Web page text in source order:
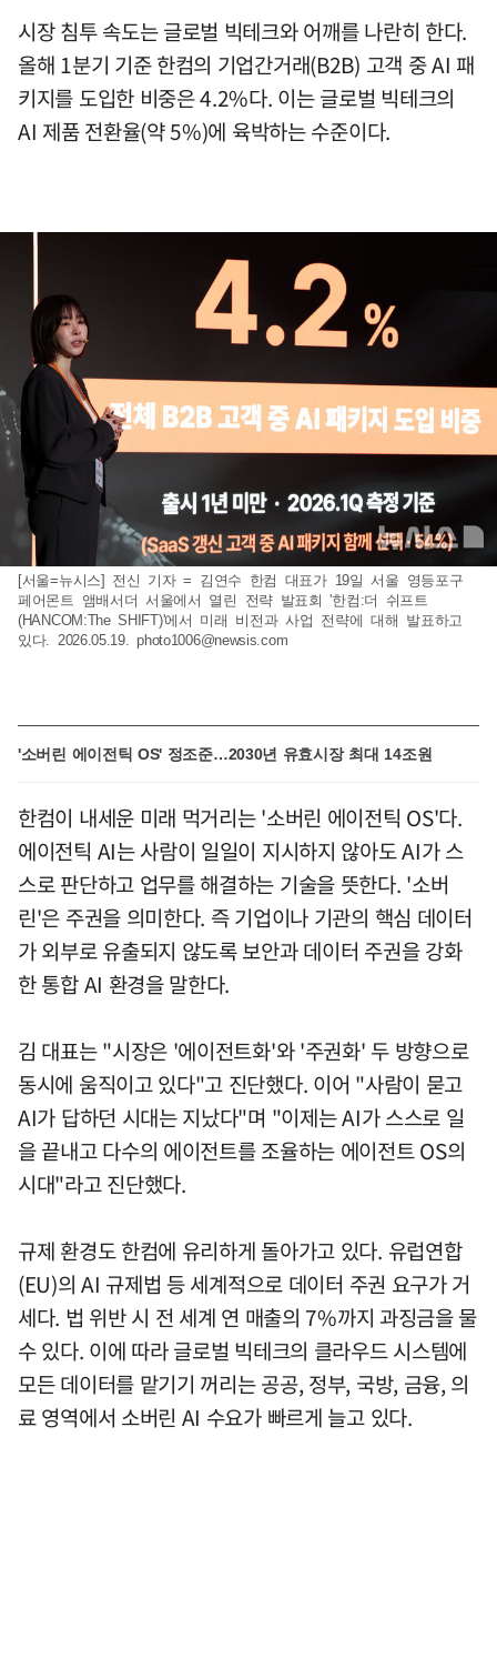
시장 침투 속도는 글로벌 빅테크와 어깨를 나란히 한다.
올해 1분기 기준 한컴의 기업간거래(B2B) 고객 중 AI 패
키지를 도입한 비중은 4.2%다. 이는 글로벌 빅테크의
AI 제품 전환율(약 5%)에 육박하는 수준이다.
[서울=뉴시스] 전신 기자 = 김연수 한컴 대표가 19일 서울 영등포구
페어몬트 앰배서더 서울에서 열린 전략 발표회 '한컴:더 쉬프트
(HANCOM:The SHIFT)'에서 미래 비전과 사업 전략에 대해 발표하고
있다. 2026.05.19.photo1006@newsis.com
'소버린 에이전틱 OS' 정조준…2030년 유효시장 최대 14조원
한컴이 내세운 미래 먹거리는 '소버린 에이전틱 OS'다.
에이전틱 AI는 사람이 일일이 지시하지 않아도 AI가 스
스로 판단하고 업무를 해결하는 기술을 뜻한다. '소버
린'은 주권을 의미한다. 즉 기업이나 기관의 핵심 데이터
가 외부로 유출되지 않도록 보안과 데이터 주권을 강화
한 통합 AI 환경을 말한다.
김 대표는 "시장은 '에이전트화'와 '주권화' 두 방향으로
동시에 움직이고 있다"고 진단했다. 이어 "사람이 묻고
AI가 답하던 시대는 지났다"며 "이제는 AI가 스스로 일
을 끝내고 다수의 에이전트를 조율하는 에이전트 OS의
시대"라고 진단했다.
규제 환경도 한컴에 유리하게 돌아가고 있다. 유럽연합
(EU)의 AI 규제법 등 세계적으로 데이터 주권 요구가 거
세다. 법 위반 시 전 세계 연 매출의 7%까지 과징금을 물
수 있다. 이에 따라 글로벌 빅테크의 클라우드 시스템에
모든 데이터를 맡기기 꺼리는 공공, 정부, 국방, 금융, 의
료 영역에서 소버린 AI 수요가 빠르게 늘고 있다.